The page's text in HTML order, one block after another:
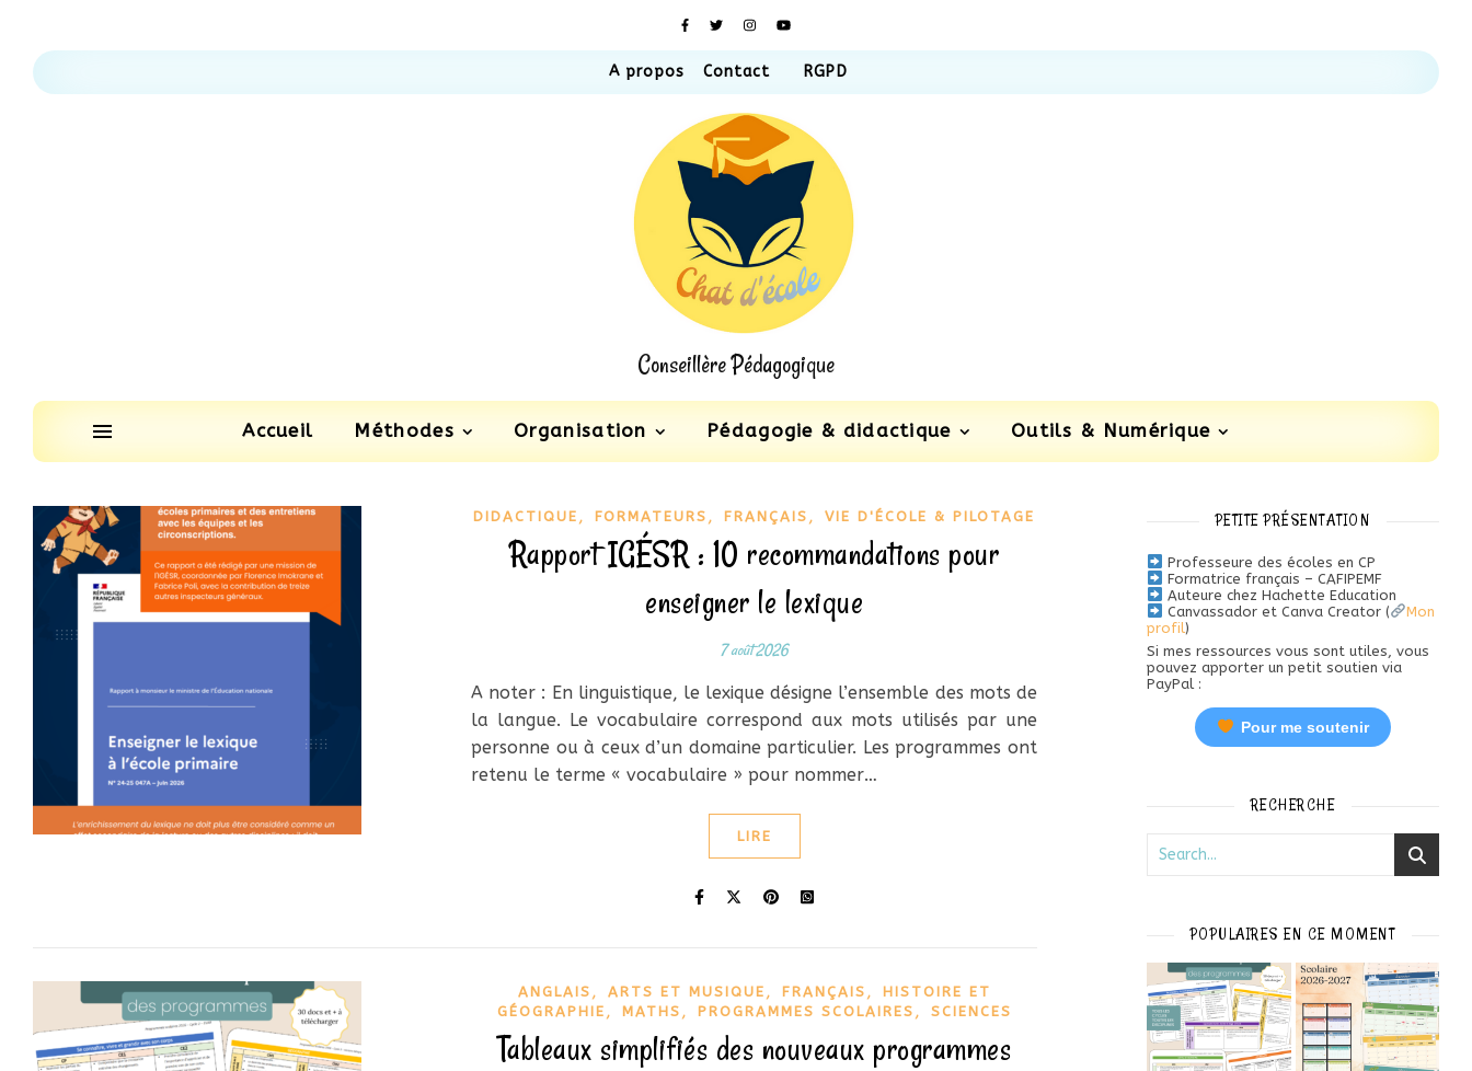
A propos Contact RGPD
Conseillère Pédagogique
Accueil Méthodes Organisation Pédagogie & didactique Outils & Numérique
DIDACTIQUE , FORMATEURS , FRANÇAIS , VIE D'ÉCOLE & PILOTAGE
Rapport IGÉSR : 10 recommandations pour
enseigner le lexique
7 août 2026
A noter : En linguistique, le lexique désigne l’ensemble des mots de
la langue. Le vocabulaire correspond aux mots utilisés par une
personne ou à ceux d’un domaine particulier. Les programmes ont
retenu le terme « vocabulaire » pour nommer…
LIRE
ANGLAIS , ARTS ET MUSIQUE , FRANÇAIS ,
HISTOIRE ET
GÉOGRAPHIE , MATHS , PROGRAMMES SCOLAIRES , SCIENCES
Tableaux simplifiés des nouveaux programmes
PETITE PRÉSENTATION
Professeure des écoles en CP
Formatrice français – CAFIPEMF
Auteure chez Hachette Education
Canvassador et Canva Creator (
Mon
profil)
Si mes ressources vous sont utiles, vous
pouvez apporter un petit soutien via
PayPal :
Pour me soutenir
RECHERCHE
POPULAIRES EN CE MOMENT